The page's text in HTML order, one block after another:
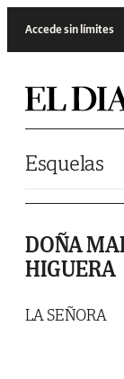
Accede sin límites
Esquelas
DOÑA
HIGUERA
LA SEÑORA